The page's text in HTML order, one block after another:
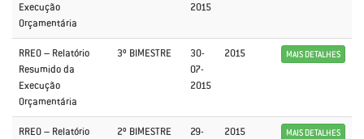
Execução
Orçamentária
2015
RREO – Relatório
Resumido da
Execução
Orçamentária
3º BIMESTRE
30-
07-
2015
2015 MAIS DETALHES
RREO – Relatório
2º BIMESTRE
29-
2015 MAIS DETALHES